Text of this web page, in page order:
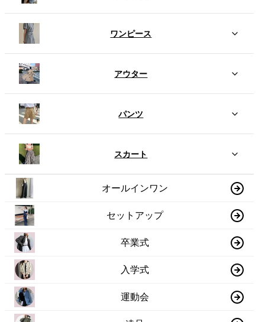
ワンピース
アウター
パンツ
スカート
オールインワン
セットアップ
卒業式
入学式
運動会